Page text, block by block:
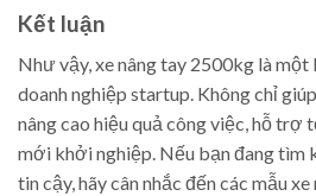
Kết luận
Như vậy, xe nâng tay 2500kg là
doanh nghiệp startup. Không chỉ
nâng cao hiệu quả công việc, hỗ trợ
mới khởi nghiệp. Nếu bạn đang tìm
tin cậy, hãy cân nhắc đến các mẫu